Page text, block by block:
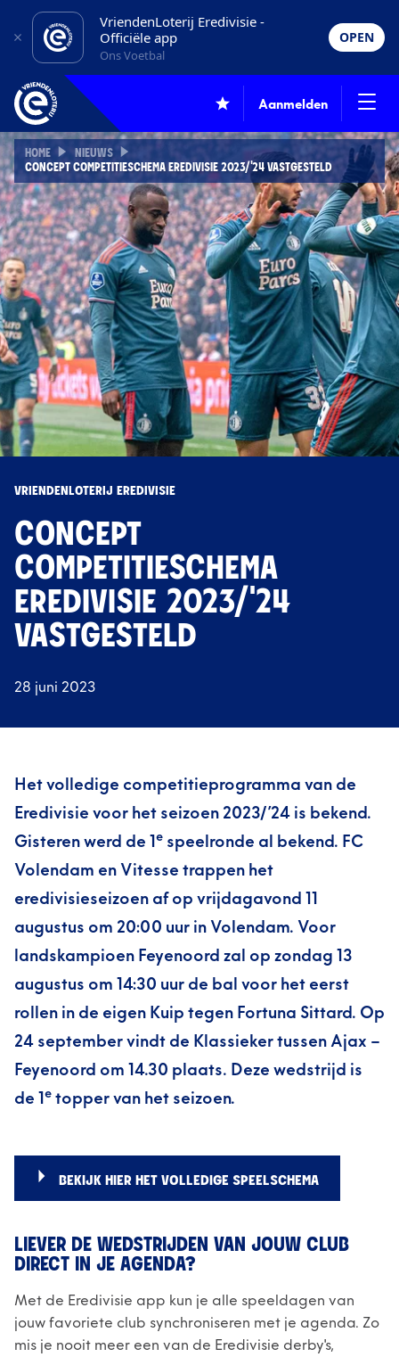
VriendenLoterij Eredivisie -
Officiële app
Ons Voetbal
OPEN
Aanmelden
HOME
NIEUWS
CONCEPT COMPETITIESCHEMA EREDIVISIE 2023/'24 VASTGESTELD
VRIENDENLOTERIJ EREDIVISIE
CONCEPT
COMPETITIESCHEMA
EREDIVISIE 2023/'24
VASTGESTELD
28 juni 2023
Het volledige competitieprogramma van de
Eredivisie voor het seizoen 2023/’24 is bekend.
Gisteren werd de 1e speelronde al bekend. FC
Volendam en Vitesse trappen het
eredivisieseizoen af op vrijdagavond 11
augustus om 20:00 uur in Volendam. Voor
landskampioen Feyenoord zal op zondag 13
augustus om 14:30 uur de bal voor het eerst
rollen in de eigen Kuip tegen Fortuna Sittard. Op
24 september vindt de Klassieker tussen Ajax –
Feyenoord om 14.30 plaats. Deze wedstrijd is
de 1e topper van het seizoen.
BEKIJK HIER HET VOLLEDIGE SPEELSCHEMA
LIEVER DE WEDSTRIJDEN VAN JOUW CLUB
DIRECT IN JE AGENDA?
Met de Eredivisie app kun je alle speeldagen van
jouw favoriete club synchroniseren met je agenda. Zo
mis je nooit meer een van de Eredivisie derby's,